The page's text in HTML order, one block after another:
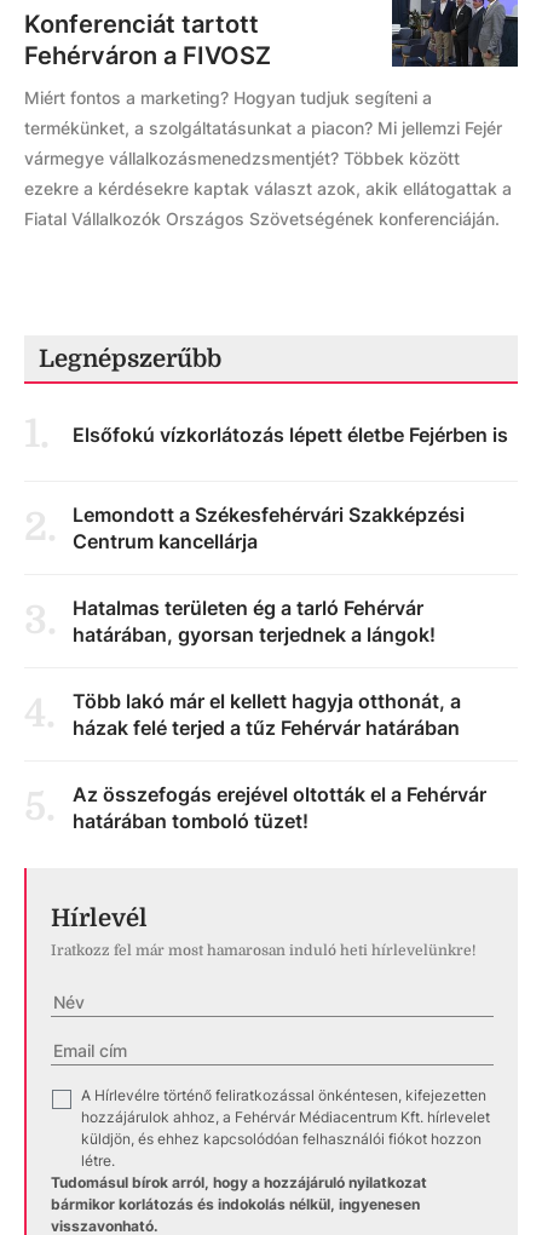
Konferenciát tartott
Fehérváron a FIVOSZ
Miért fontos a marketing? Hogyan tudjuk segíteni a
termékünket, a szolgáltatásunkat a piacon? Mi jellemzi Fejér
vármegye vállalkozásmenedzsmentjét? Többek között
ezekre a kérdésekre kaptak választ azok, akik ellátogattak a
Fiatal Vállalkozók Országos Szövetségének konferenciáján.
Legnépszerűbb
1. Elsőfokú vízkorlátozás lépett életbe Fejérben is
2.
Lemondott a Székesfehérvári Szakképzési
Centrum kancellárja
3.
Hatalmas területen ég a tarló Fehérvár
határában, gyorsan terjednek a lángok!
4.
Több lakó már el kellett hagyja otthonát, a
házak felé terjed a tűz Fehérvár határában
5.
Az összefogás erejével oltották el a Fehérvár
határában tomboló tüzet!
Hírlevél
Iratkozz fel már most hamarosan induló heti hírlevelünkre!
A Hírlevélre történő feliratkozással önkéntesen, kifejezetten
hozzájárulok ahhoz, a Fehérvár Médiacentrum Kft. hírlevelet
küldjön, és ehhez kapcsolódóan felhasználói fiókot hozzon
létre.
Tudomásul bírok arról, hogy a hozzájáruló nyilatkozat
bármikor korlátozás és indokolás nélkül, ingyenesen
visszavonható.